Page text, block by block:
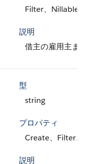
Filter、Nillable
説明
借主の雇用主ま
型
string
プロパティ
Create、Filter
説明